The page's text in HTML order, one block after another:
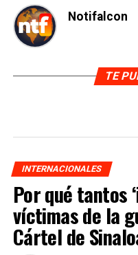
Notifalcon
TE
INTERNACIONALES
Por qué tantos
víctimas de la
Cártel de